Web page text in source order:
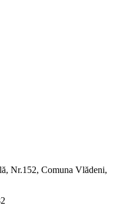
Nr.152, Comuna Vlădeni,